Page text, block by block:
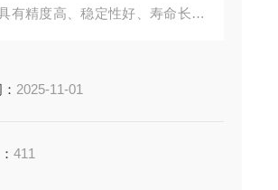
有精度高、稳定性好、寿命长、
2025-11-01
411